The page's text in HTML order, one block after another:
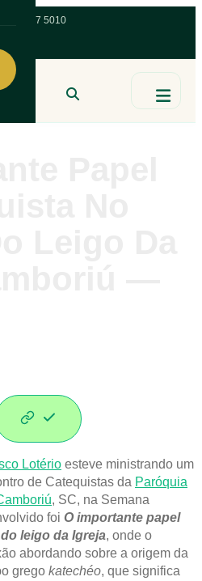
47 9 9967 5010
Lotério esteve ministrando um
de Catequistas da Paróquia
, SC, na Semana
foi O importante papel
leigo da Igreja, onde o
abordando sobre a origem da
grego katechéo, que significa